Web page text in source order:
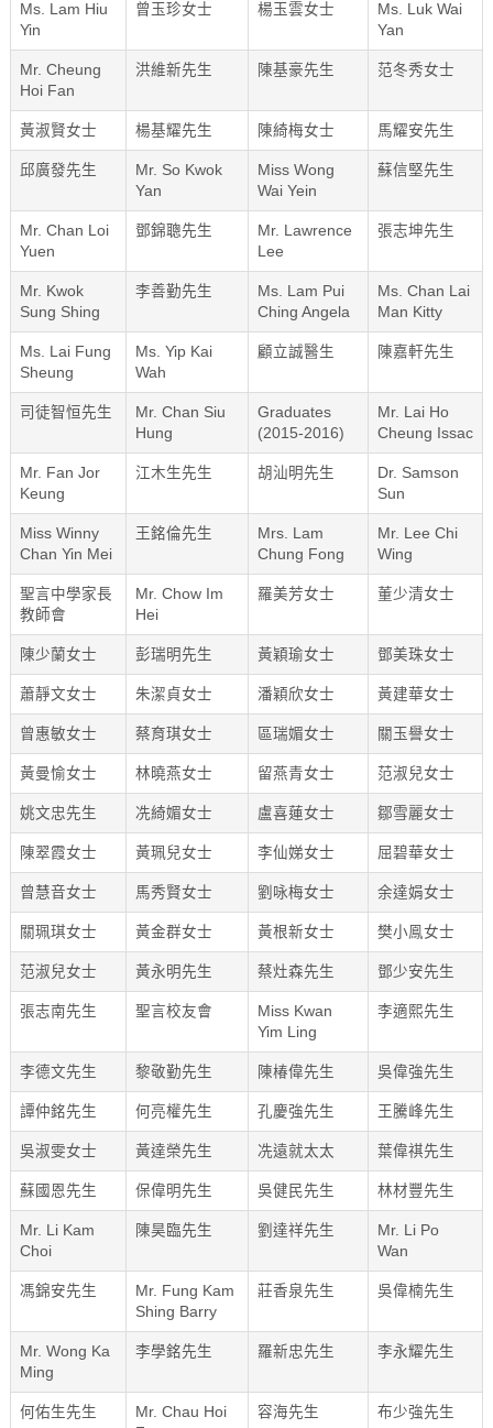
Ms. Lam Hiu
Yin
曾玉珍女士 楊玉雲女士
Ms. Luk Wai
Yan
Mr. Cheung
Hoi Fan
洪維新先生 陳基豪先生 范冬秀女士
黃淑賢女士 楊基耀先生 陳綺梅女士 馬耀安先生
邱廣發先生
Mr. So Kwok
Yan
Miss Wong
Wai Yein
蘇信堅先生
Mr. Chan Loi
Yuen
鄧錦聰先生
Mr. Lawrence
Lee
張志坤先生
Mr. Kwok
Sung Shing
李善勤先生
Ms. Lam Pui
Ching Angela
Ms. Chan Lai
Man Kitty
Ms. Lai Fung
Sheung
Ms. Yip Kai
Wah
顧立誠醫生 陳嘉軒先生
司徒智恒先生
Mr. Chan Siu
Hung
Graduates
(2015-2016)
Mr. Lai Ho
Cheung Issac
Mr. Fan Jor
Keung
江木生先生 胡汕明先生
Dr. Samson
Sun
Miss Winny
Chan Yin Mei
王銘倫先生
Mrs. Lam
Chung Fong
Mr. Lee Chi
Wing
聖言中學家長
教師會
Mr. Chow Im
Hei
羅美芳女士 董少清女士
陳少蘭女士 彭瑞明先生 黃穎瑜女士 鄧美珠女士
蕭靜文女士 朱潔貞女士 潘穎欣女士 黃建華女士
曾惠敏女士 蔡育琪女士 區瑞媚女士 關玉譽女士
黃曼愉女士 林曉燕女士 留燕青女士 范淑兒女士
姚文忠先生 冼綺媚女士 盧喜蓮女士 鄒雪麗女士
陳翠霞女士 黃珮兒女士 李仙娣女士 屈碧華女士
曾慧音女士 馬秀賢女士 劉咏梅女士 余達娟女士
關珮琪女士 黃金群女士 黃根新女士 樊小鳯女士
范淑兒女士 黃永明先生 蔡灶森先生 鄧少安先生
張志南先生 聖言校友會
Miss Kwan
Yim Ling
李適熙先生
李德文先生 黎敬勤先生 陳椿偉先生 吳偉強先生
譚仲銘先生 何亮權先生 孔慶強先生 王騰峰先生
吳淑雯女士 黃達榮先生 冼遠就太太 葉偉祺先生
蘇國恩先生 保偉明先生 吳健民先生 林材豐先生
Mr. Li Kam
Choi
陳昊臨先生 劉達祥先生
Mr. Li Po
Wan
馮錦安先生
Mr. Fung Kam
Shing Barry
莊香泉先生 吳偉楠先生
Mr. Wong Ka
Ming
李學銘先生 羅新忠先生 李永耀先生
何佑生先生
Mr. Chau Hoi
容海先生 布少強先生